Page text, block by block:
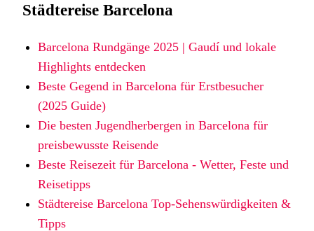
Städtereise Barcelona
Barcelona Rundgänge 2025 | Gaudí und lokale
Highlights entdecken
Beste Gegend in Barcelona für Erstbesucher
(2025 Guide)
Die besten Jugendherbergen in Barcelona für
preisbewusste Reisende
Beste Reisezeit für Barcelona - Wetter, Feste und
Reisetipps
Städtereise Barcelona Top-Sehenswürdigkeiten &
Tipps